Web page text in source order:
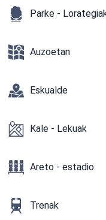
Parke -
Auzoetan
Eskualde
Kale - Lekuak
Areto - estadio
Trenak